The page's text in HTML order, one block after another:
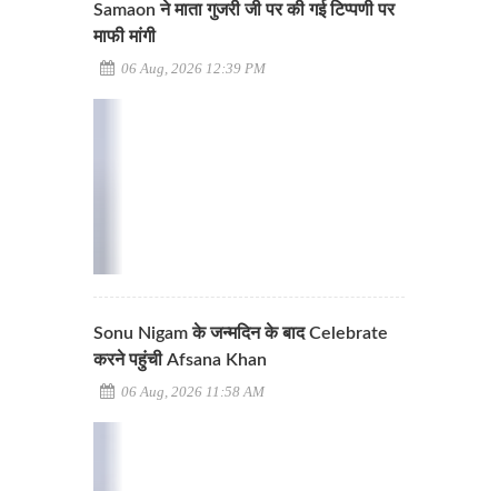
Samaon ने माता गुजरी जी पर की गई टिप्पणी पर
माफी मांगी
06 Aug, 2026 12:39 PM
Sonu Nigam के जन्मदिन के बाद Celebrate
करने पहुंची Afsana Khan
06 Aug, 2026 11:58 AM